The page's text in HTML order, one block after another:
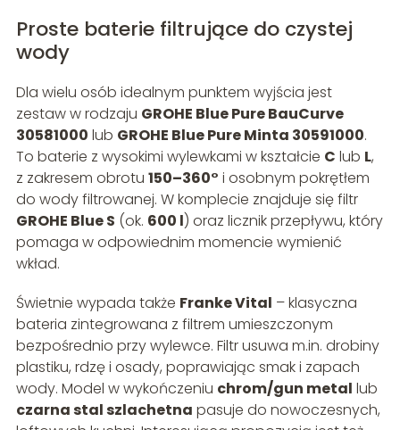
Proste baterie filtrujące do czystej
wody
Dla wielu osób idealnym punktem wyjścia jest
zestaw w rodzaju GROHE Blue Pure BauCurve
30581000 lub GROHE Blue Pure Minta 30591000.
To baterie z wysokimi wylewkami w kształcie C lub L,
z zakresem obrotu 150–360° i osobnym pokrętłem
do wody filtrowanej. W komplecie znajduje się filtr
GROHE Blue S (ok. 600 l) oraz licznik przepływu, który
pomaga w odpowiednim momencie wymienić
wkład.
Świetnie wypada także Franke Vital – klasyczna
bateria zintegrowana z filtrem umieszczonym
bezpośrednio przy wylewce. Filtr usuwa m.in. drobiny
plastiku, rdzę i osady, poprawiając smak i zapach
wody. Model w wykończeniu chrom/gun metal lub
czarna stal szlachetna pasuje do nowoczesnych,